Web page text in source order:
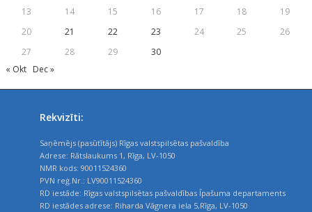
13
14 15 16 17 18
19
20
21 22 23 24 25
26
27
28 29
30
« Okt Dec »
Rekvizīti:
Saņēmējs (pasūtītājs) Rīgas valstspilsētas pašvaldība
Adrese: Rātslaukums 1, Rīga, LV-1050
NMR kods: 90011524360
PVN reģ.Nr.: LV90011524360
RD iestāde: Rīgas valstspilsētas pašvaldības Īpašuma departaments
RD iestādes adrese: Riharda Vāgnera iela 5,Rīga, LV-1050